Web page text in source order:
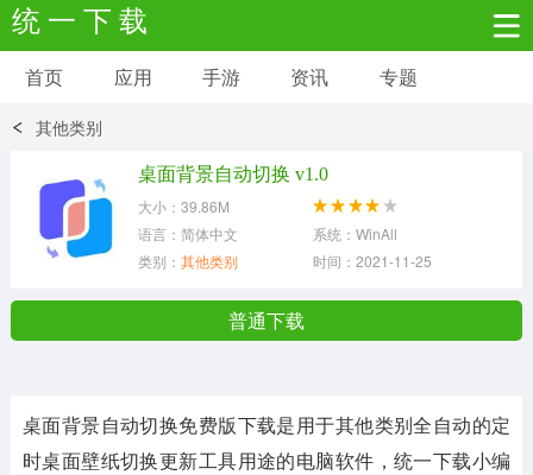
统 一 下 载
安卓应用 安卓游戏
网络购物
系统工具 其它应用
首页 应用 手游 资讯 专题
其他类别
桌面背景自动切换 v1.0
大小：39.86M
语言：简体中文
系统：WinAll
类别： 其他类别 时间：2021-11-25
普通下载
桌面背景自动切换免费版下载是用于其他类别全自动的定
时桌面壁纸切换更新工具用途的电脑软件，统一下载小编